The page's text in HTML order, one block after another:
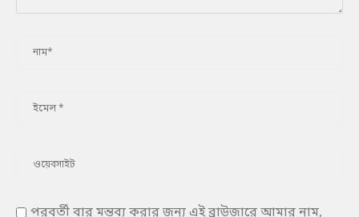
পরবর্তী বার মন্তব্য করার জন্য এই ব্রাউজারে আমার নাম,